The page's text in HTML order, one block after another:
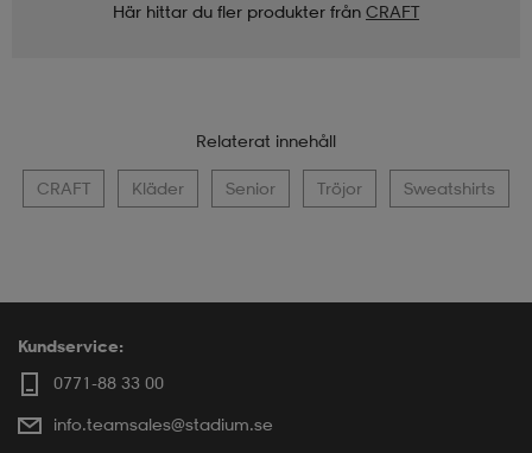
Här hittar du fler produkter från CRAFT
Relaterat innehåll
CRAFT Kläder Senior Tröjor Sweatshirts
Kundservice:
0771-88 33 00
info.teamsales@stadium.se